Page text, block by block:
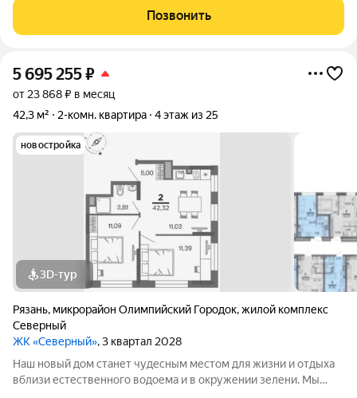
для вас! Квартира от застройщика "Единство" расположена по
адресу: Рязань, улица
Позвонить
5 695 255₽
от 23 868 ₽ в месяц
42,3 м²
2-комн. квартира 4 этаж из 25
новостройка
3D-тур
Рязань, микрорайон Олимпийский Городок,жилой комплекс
Северный
ЖК «Северный», 3 квартал 2028
Наш новый дом станет чудесным местом для жизни и отдыха
вблизи естественного водоема и в окружении зелени. Мы